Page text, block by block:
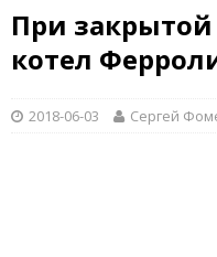
При
котел
2018-06-03 Сергей